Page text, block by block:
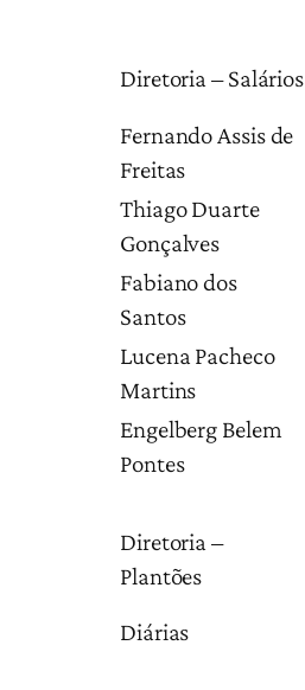
Diretoria – Salários
Fernando Assis de
Freitas
Thiago Duarte
Gonçalves
Fabiano dos
Santos
Lucena Pacheco
Martins
Engelberg Belem
Pontes
Diretoria –
Plantões
Diárias